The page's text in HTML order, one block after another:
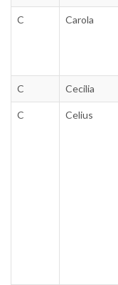
C Carola
C Cecilia
C Celius